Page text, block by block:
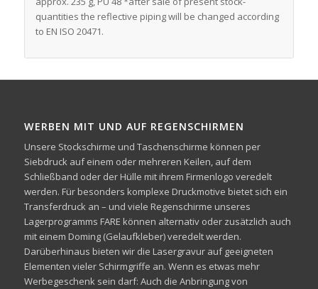
quantities the reflective piping will be changed according
to EN ISO 20471.
WERBEN MIT UND AUF REGENSCHIRMEN
Unsere Stockschirme und Taschenschirme können per
Siebdruck auf einem oder mehreren Keilen, auf dem
Schließband oder der Hülle mit ihrem Firmenlogo veredelt
werden. Für besonders komplexe Druckmotive bietet sich ein
Transferdruck an – und viele Regenschirme unseres
Lagerprogramms FARE können alternativ oder zusätzlich auch
mit einem Doming (Gelaufkleber) veredelt werden.
Darüberhinaus bieten wir die Lasergravur auf geeigneten
Elementen vieler Schirmgriffe an. Wenn es etwas mehr
Werbegeschenk sein darf: Auch die Anbringung von